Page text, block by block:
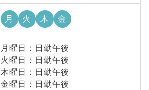
月 火 木 金
月曜日 : 日勤午後
火曜日 : 日勤午後
木曜日 : 日勤午後
金曜日 : 日勤午後